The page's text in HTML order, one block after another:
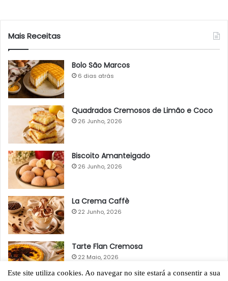
Mais Receitas
Bolo São Marcos
6 dias atrás
Quadrados Cremosos de Limão e Coco
26 Junho, 2026
Biscoito Amanteigado
26 Junho, 2026
La Crema Caffè
22 Junho, 2026
Tarte Flan Cremosa
22 Maio, 2026
Este site utiliza cookies. Ao navegar no site estará a consentir a sua